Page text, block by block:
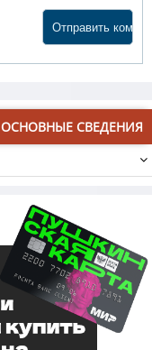
ОСНОВНЫЕ СВЕДЕНИЯ